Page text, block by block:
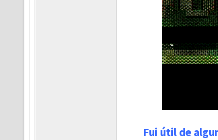
Fui útil de